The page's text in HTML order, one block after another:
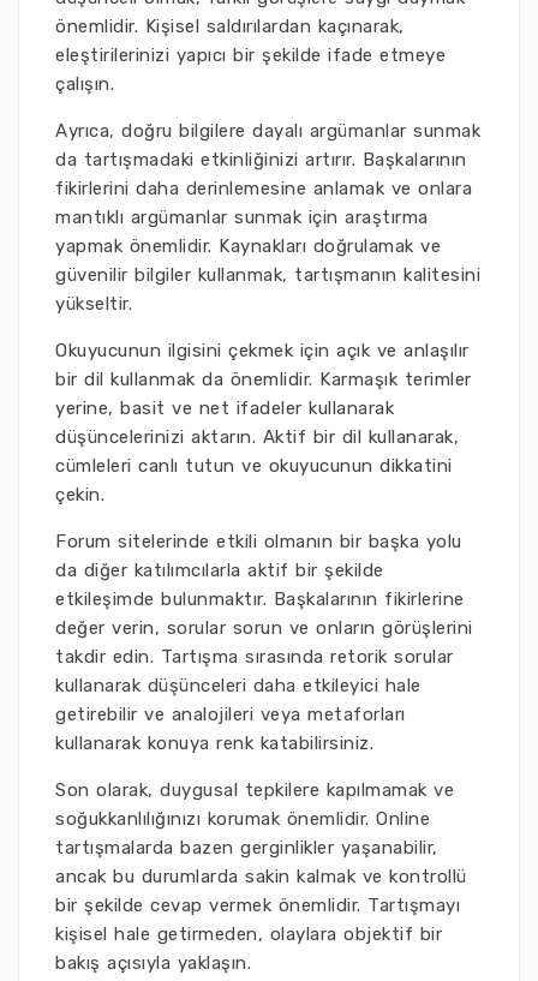
önemlidir. Kişisel saldırılardan kaçınarak,
eleştirilerinizi yapıcı bir şekilde ifade etmeye
çalışın.
Ayrıca, doğru bilgilere dayalı argümanlar sunmak
da tartışmadaki etkinliğinizi artırır. Başkalarının
fikirlerini daha derinlemesine anlamak ve onlara
mantıklı argümanlar sunmak için araştırma
yapmak önemlidir. Kaynakları doğrulamak ve
güvenilir bilgiler kullanmak, tartışmanın kalitesini
yükseltir.
Okuyucunun ilgisini çekmek için açık ve anlaşılır
bir dil kullanmak da önemlidir. Karmaşık terimler
yerine, basit ve net ifadeler kullanarak
düşüncelerinizi aktarın. Aktif bir dil kullanarak,
cümleleri canlı tutun ve okuyucunun dikkatini
çekin.
Forum sitelerinde etkili olmanın bir başka yolu
da diğer katılımcılarla aktif bir şekilde
etkileşimde bulunmaktır. Başkalarının fikirlerine
değer verin, sorular sorun ve onların görüşlerini
takdir edin. Tartışma sırasında retorik sorular
kullanarak düşünceleri daha etkileyici hale
getirebilir ve analojileri veya metaforları
kullanarak konuya renk katabilirsiniz.
Son olarak, duygusal tepkilere kapılmamak ve
soğukkanlılığınızı korumak önemlidir. Online
tartışmalarda bazen gerginlikler yaşanabilir,
ancak bu durumlarda sakin kalmak ve kontrollü
bir şekilde cevap vermek önemlidir. Tartışmayı
kişisel hale getirmeden, olaylara objektif bir
bakış açısıyla yaklaşın.